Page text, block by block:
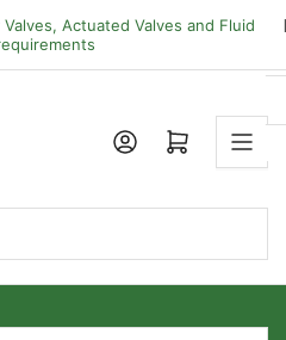
Actuated Valves and Fluid
Mini-Warenkorb öffnen